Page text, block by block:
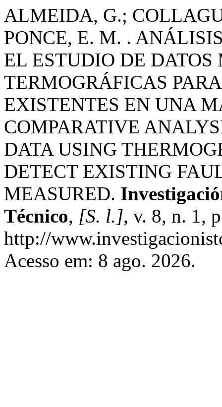
ALMEIDA, G.;
PONCE, E. M. .
EL ESTUDIO DE
TERMOGRÁFICAS
EXISTENTES EN UNA
COMPARATIVE
DATA USING
DETECT EXISTING
MEASURED.
Técnico, [S. l.], v. 8, n. 1,
http://
Acesso em: 8 ago. 2026.